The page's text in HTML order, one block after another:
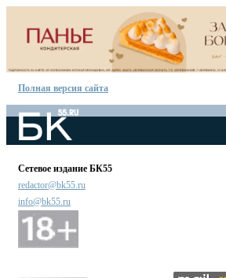
Полная версия сайта
Сетевое издание БК55
redactor@bk55.ru
info@bk55.ru